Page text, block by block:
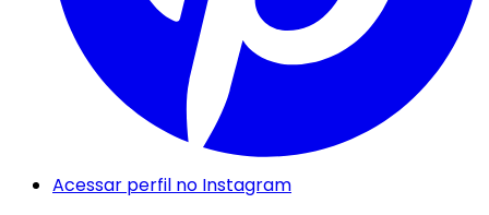
Acessar perfil no Instagram